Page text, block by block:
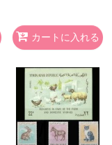
カートに入れる